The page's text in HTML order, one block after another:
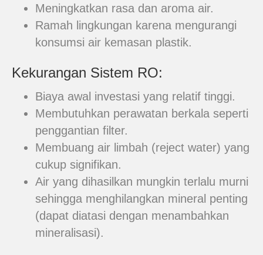
Meningkatkan rasa dan aroma air.
Ramah lingkungan karena mengurangi
konsumsi air kemasan plastik.
Kekurangan Sistem RO:
Biaya awal investasi yang relatif tinggi.
Membutuhkan perawatan berkala seperti
penggantian filter.
Membuang air limbah (reject water) yang
cukup signifikan.
Air yang dihasilkan mungkin terlalu murni
sehingga menghilangkan mineral penting
(dapat diatasi dengan menambahkan
mineralisasi).